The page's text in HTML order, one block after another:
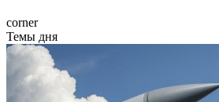
corner
Темы дня